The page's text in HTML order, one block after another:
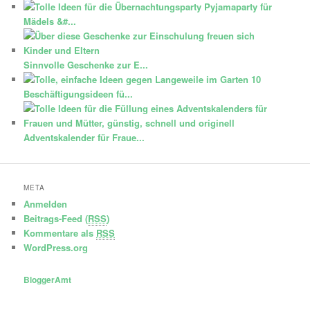
Pyjamaparty für
Mädels &#...
Sinnvolle Geschenke zur E...
10
Beschäftigungsideen fü...
Adventskalender für Fraue...
META
Anmelden
Beitrags-Feed (RSS)
Kommentare als RSS
WordPress.org
BloggerAmt